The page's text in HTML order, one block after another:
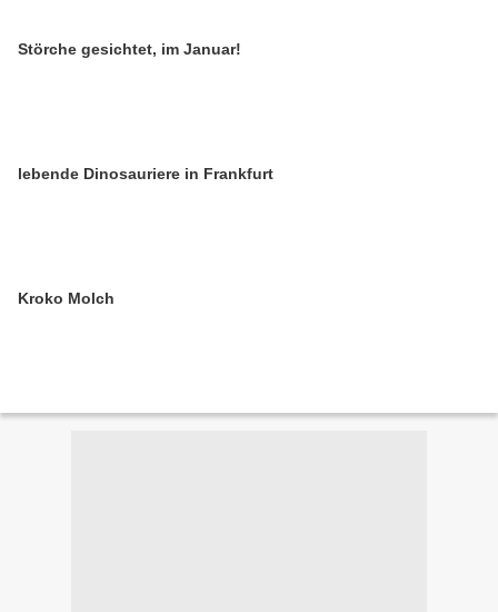
Störche gesichtet, im Januar!
lebende Dinosauriere in Frankfurt
Kroko Molch